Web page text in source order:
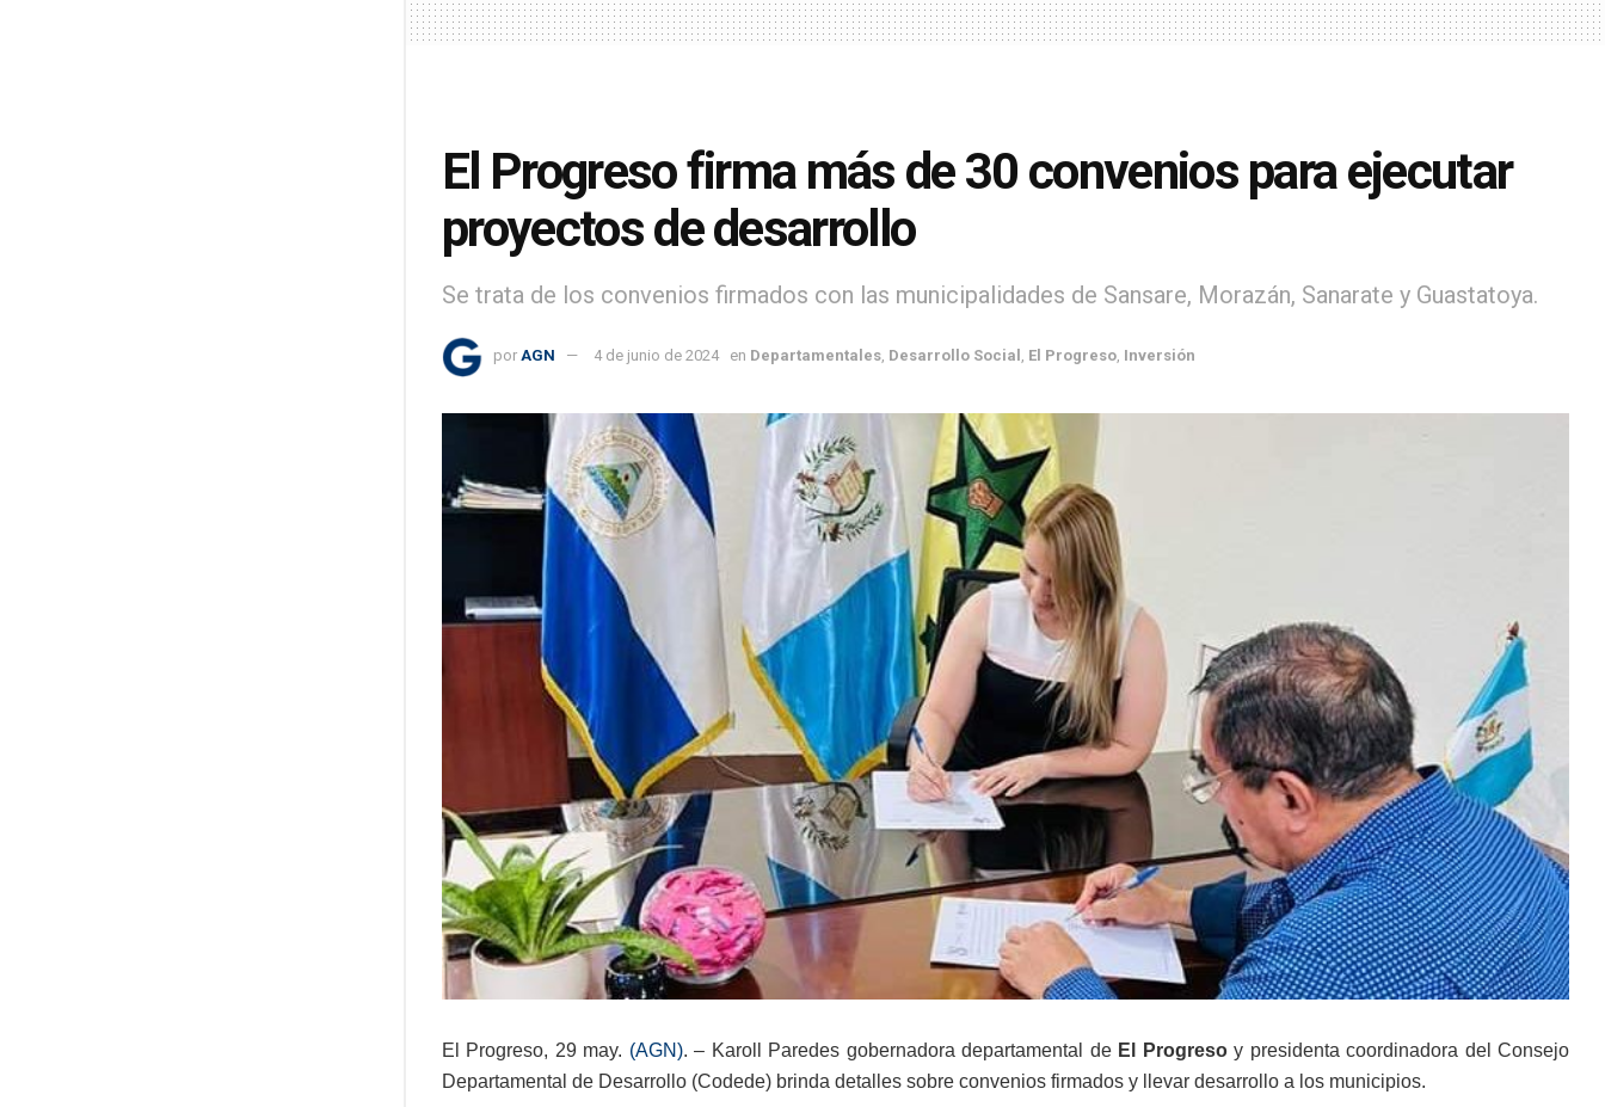
El Progreso firma más de 30 convenios para ejecutar
proyectos de desarrollo
Se trata de los convenios firmados con las municipalidades de Sansare, Morazán, Sanarate y Guastatoya.
por AGN 4 de junio de 2024 en Departamentales Desarrollo Social El Progreso Inversión
El Progreso, 29 may. (AGN). – Karoll Paredes gobernadora departamental de El Progresoy presidenta coordinadora del Consejo
Departamental de Desarrollo (Codede) brinda detalles sobre convenios firmados y llevar desarrollo a los municipios.